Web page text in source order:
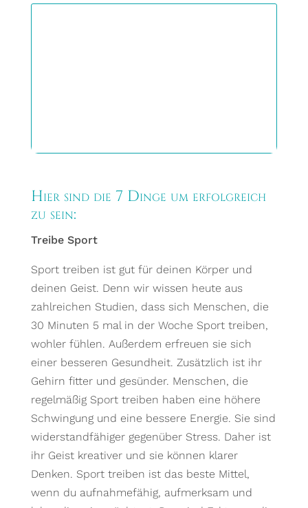
Hier sind die 7 Dinge um erfolgreich
zu sein:
Treibe Sport
Sport treiben ist gut für deinen Körper und
deinen Geist. Denn wir wissen heute aus
zahlreichen Studien, dass sich Menschen, die
30 Minuten 5 mal in der Woche Sport treiben,
wohler fühlen. Außerdem erfreuen sie sich
einer besseren Gesundheit. Zusätzlich ist ihr
Gehirn fitter und gesünder. Menschen, die
regelmäßig Sport treiben haben eine höhere
Schwingung und eine bessere Energie. Sie sind
widerstandfähiger gegenüber Stress. Daher ist
ihr Geist kreativer und sie können klarer
Denken. Sport treiben ist das beste Mittel,
wenn du aufnahmefähig, aufmerksam und